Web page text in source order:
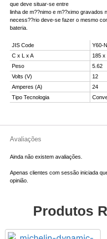
que deve situar-se entre
linha de m??nimo e m??ximo gravados
necess??rio deve-se fazer o mesmo
bateria.
JIS Code
Y60-
C x L x A
185 x
Peso
5.62
Volts (V)
12
Amperes (A)
24
Tipo Tecnologia
Avaliações
Ainda não existem avaliações.
Apenas clientes com sessão iniciada
opinião.
Produtos